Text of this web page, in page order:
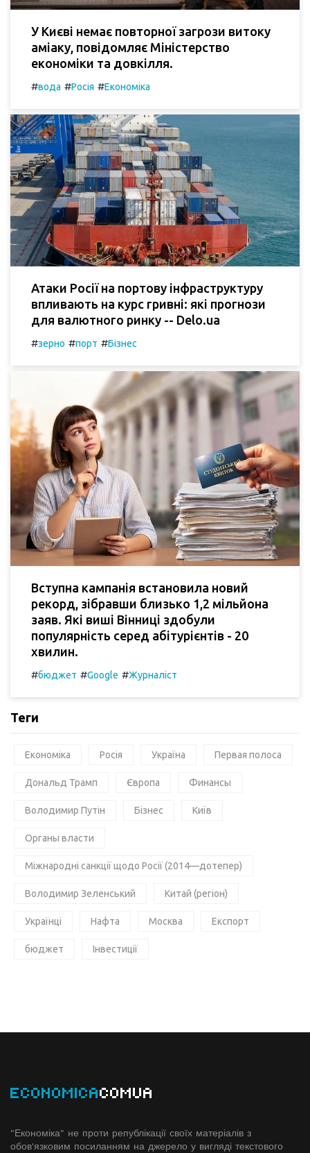
У Києві немає повторної загрози витоку
аміаку, повідомляє Міністерство
економіки та довкілля.
#вода #Росія #Економіка
Атаки Росії на портову інфраструктуру
впливають на курс гривні: які прогнози
для валютного ринку -- Delo.ua
#зерно #порт #Бізнес
Вступна кампанія встановила новий
рекорд, зібравши близько 1,2 мільйона
заяв. Які виші Вінниці здобули
популярність серед абітурієнтів - 20
хвилин.
#бюджет #Google #Журналіст
Теги
Економіка Росія Україна Первая полоса
Дональд Трамп Європа Финансы
Володимир Путін Бізнес Київ
Органы власти
Міжнародні санкції щодо Росії (2014—дотепер)
Володимир Зеленський Китай (регіон)
Українці Нафта Москва Експорт
бюджет Інвестиції
ECONOMICACOMUA
"Економіка" не проти републікації своїх матеріалів з
обов'язковим посиланням на джерело у вигляді текстового